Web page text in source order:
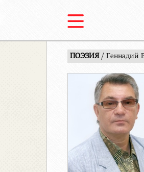
ПОЭЗИЯ /